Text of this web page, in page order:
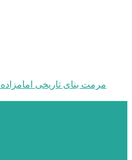
مرمت بنای تاریخی